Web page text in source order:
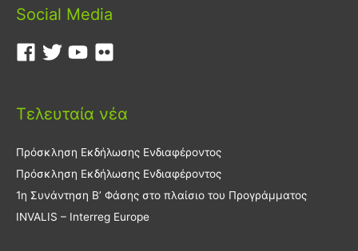
Social Media
Τελευταία νέα
Πρόσκληση Εκδήλωσης Ενδιαφέροντος
Πρόσκληση Εκδήλωσης Ενδιαφέροντος
1η Συνάντηση Β’ Φάσης στο πλαίσιο του Προγράμματος
INVALIS – Interreg Europe